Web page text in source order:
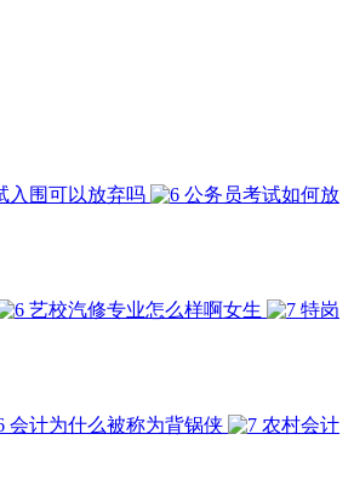
入围可以放弃吗
公务员考试如何放
艺校汽修专业怎么样啊女生
特岗
会计为什么被称为背锅侠
农村会计